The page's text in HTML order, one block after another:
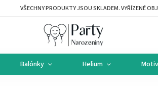
VŠECHNY PRODUKTY JSOU SKLADEM. VYŘÍZENÉ
Balónky Helium